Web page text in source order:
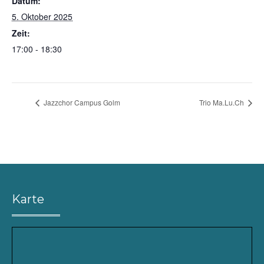
5. Oktober 2025
Zeit:
17:00 - 18:30
Jazzchor Campus Golm Trio Ma.Lu.Ch
Karte